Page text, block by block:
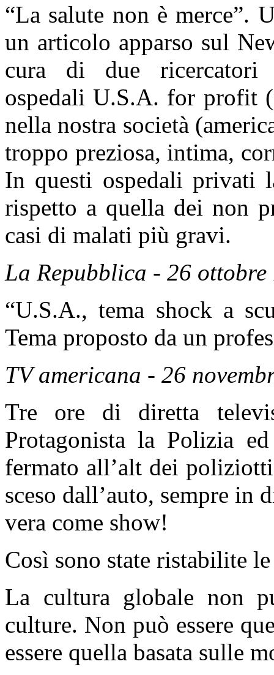
“La salute non è merce”.
un articolo apparso sul
cura di due ricercatori
ospedali U.S.A. for profit
nella nostra società
troppo preziosa, intima,
In questi ospedali privati
rispetto a quella dei non
casi di malati più gravi.
La Repubblica - 26 ottobre
“U.S.A., tema shock a
Tema proposto da un
TV americana - 26
Tre ore di diretta
Protagonista la Polizia
fermato all’alt dei
sceso dall’auto, sempre in
vera come show!
Così sono state ristabilite
La cultura globale non
culture. Non può essere
essere quella basata sulle